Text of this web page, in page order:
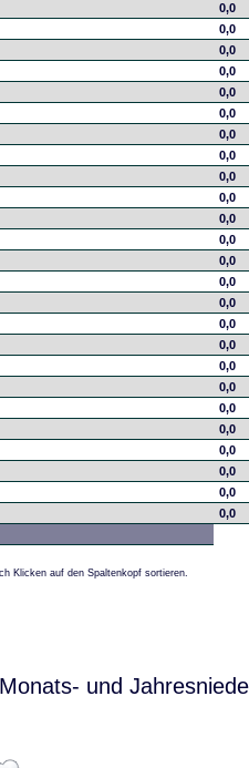
0,0
0,0
0,0
0,0
0,0
0,0
0,0
0,0
0,0
0,0
0,0
0,0
0,0
0,0
0,0
0,0
0,0
0,0
0,0
0,0
0,0
0,0
0,0
0,0
0,0
Klicken auf den Spaltenkopf sortieren.
Monats- und